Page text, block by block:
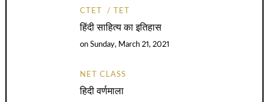
CTET TET
हिंदी साहित्य का इतिहास
onSunday, March 21, 2021
NET CLASS
हिदी वर्णमाला